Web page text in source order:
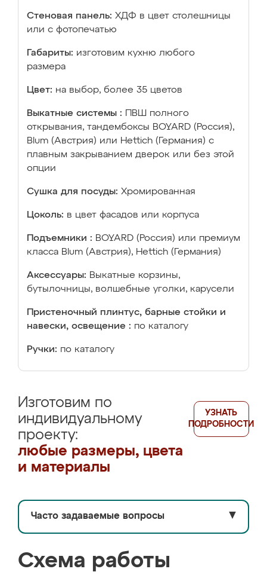
Стеновая панель: ХДФ в цвет столешницы
или с фотопечатью
Габариты: изготовим кухню любого
размера
Цвет: на выбор, более 35 цветов
Выкатные системы :
ПВШ полного
открывания, тандембоксы BOYARD (Россия),
Blum (Австрия) или Hettich (Германия) с
плавным закрыванием дверок или без этой
опции
Сушка для посуды: Хромированная
Цоколь: в цвет фасадов или корпуса
Подъемники : BOYARD (Россия) или премиум
класса Blum (Австрия), Hettich (Германия)
Аксессуары: Выкатные корзины,
бутылочницы, волшебные уголки, карусели
Пристеночный плинтус, барные стойки и
навески, освещение : по каталогу
Ручки: по каталогу
Изготовим по
индивидуальному
проекту:
любые размеры, цвета
и материалы
УЗНАТЬ
ПОДРОБНОСТИ
Часто задаваемые вопросы ▼
Схема работы